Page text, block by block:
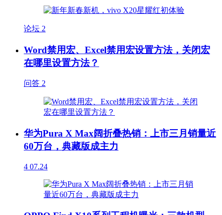
论坛 2
Word禁用宏、Excel禁用宏设置方法，关闭宏
在哪里设置方法？
问答 2
华为Pura X Max阔折叠热销：上市三月销量近
60万台，典藏版成主力
4 07.24